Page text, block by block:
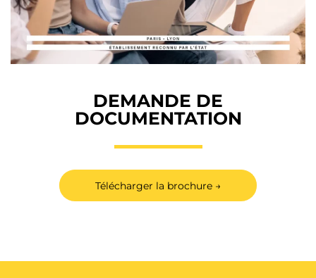
DEMANDE DE
DOCUMENTATION
Télécharger la brochure →